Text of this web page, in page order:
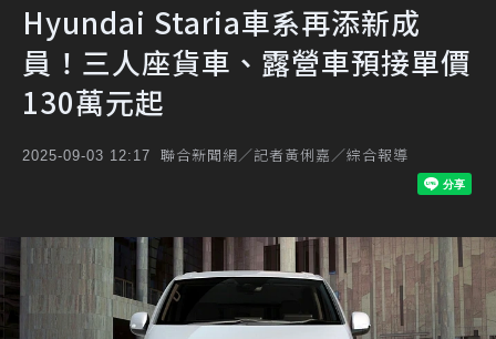
Hyundai Staria車系再添新成
員！三人座貨車、露營車預接單價
130萬元起
2025-09-03 12:17 聯合新聞網／記者黃俐嘉／綜合報導